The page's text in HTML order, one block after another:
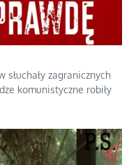
trwałymi, naturalnymi,